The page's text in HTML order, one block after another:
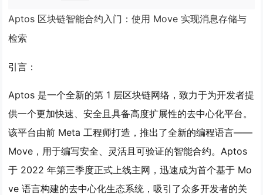
Aptos 区块链智能合约入门：使用 Move 实现消息存储与
检索
引言：
Aptos 是一个全新的第 1 层区块链网络，致力于为开发者提
供一个更加快速、安全且具备高度扩展性的去中心化平台。
该平台由前 Meta 工程师打造，推出了全新的编程语言——
Move，用于编写安全、灵活且可验证的智能合约。Aptos
于 2022 年第三季度正式上线主网，迅速成为首个基于 Mo
ve 语言构建的去中心化生态系统，吸引了众多开发者的关